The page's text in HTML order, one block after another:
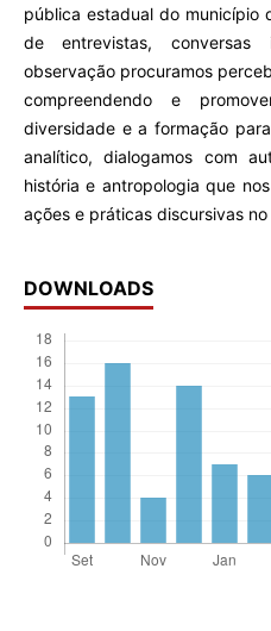
pública estadual do município
de entrevistas,
observação procuramos
compreendendo e
diversidade e a formação
analítico, dialogamos com
história e antropologia que
ações e práticas discursivas
DOWNLOADS